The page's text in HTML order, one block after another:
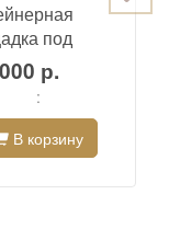
под
р.
:
В корзину